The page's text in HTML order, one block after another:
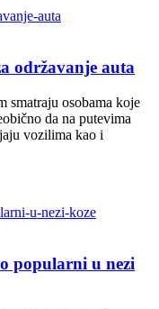
održavanje auta
smatraju osobama koje
da na putevima
vozilima kao i
popularni u nezi